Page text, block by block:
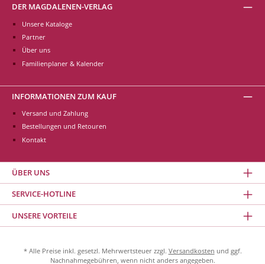
DER MAGDALENEN-VERLAG
Unsere Kataloge
Partner
Über uns
Familienplaner & Kalender
INFORMATIONEN ZUM KAUF
Versand und Zahlung
Bestellungen und Retouren
Kontakt
ÜBER UNS
SERVICE-HOTLINE
UNSERE VORTEILE
* Alle Preise inkl. gesetzl. Mehrwertsteuer zzgl. Versandkosten und ggf.
Nachnahmegebühren, wenn nicht anders angegeben.